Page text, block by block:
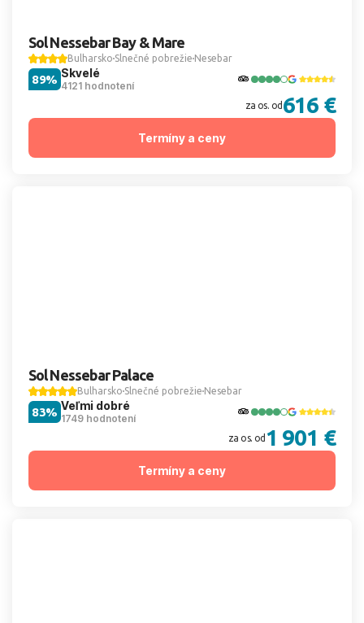
Sol Nessebar Bay & Mare
Bulharsko Slnečné pobrežie Nesebar
Skvelé
4121 hodnotení
89%
za os. od 616 €
Termíny a ceny
Sol Nessebar Palace
Bulharsko Slnečné pobrežie Nesebar
Veľmi dobré
1749 hodnotení
83%
za os. od 1 901 €
Termíny a ceny